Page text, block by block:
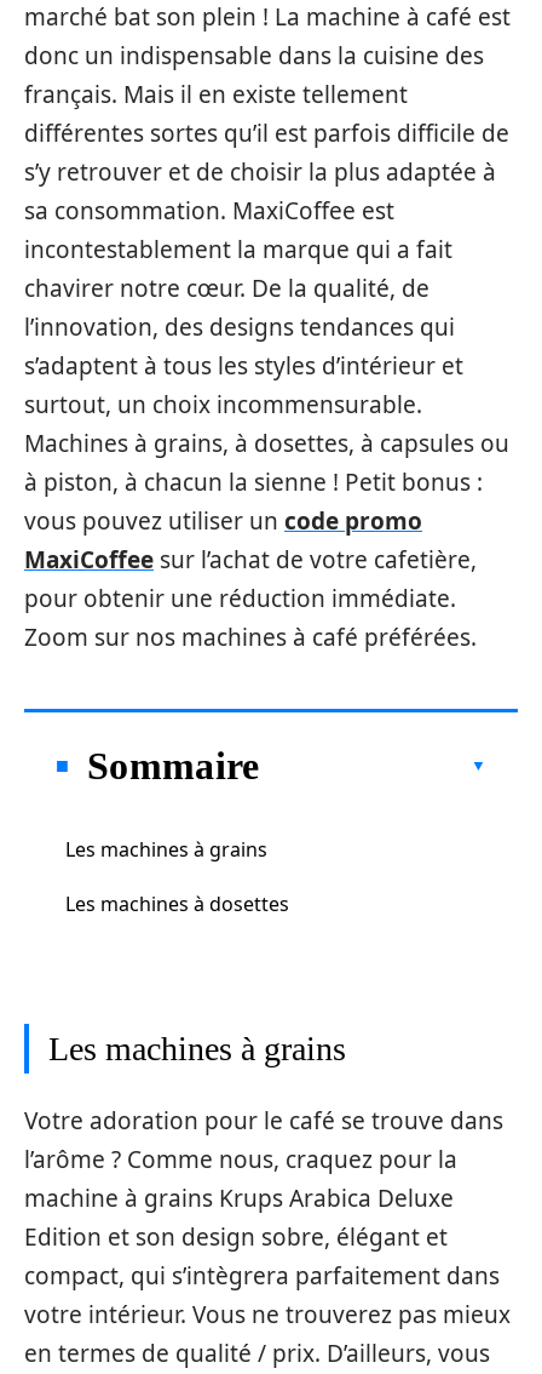
marché bat son plein ! La machine à café est
donc un indispensable dans la cuisine des
français. Mais il en existe tellement
différentes sortes qu’il est parfois difficile de
s’y retrouver et de choisir la plus adaptée à
sa consommation. MaxiCoffee est
incontestablement la marque qui a fait
chavirer notre cœur. De la qualité, de
l’innovation, des designs tendances qui
s’adaptent à tous les styles d’intérieur et
surtout, un choix incommensurable.
Machines à grains, à dosettes, à capsules ou
à piston, à chacun la sienne ! Petit bonus :
vous pouvez utiliser un code promo
MaxiCoffee sur l’achat de votre cafetière,
pour obtenir une réduction immédiate.
Zoom sur nos machines à café préférées.
Sommaire
Les machines à grains
Les machines à dosettes
Les machines à grains
Votre adoration pour le café se trouve dans
l’arôme ? Comme nous, craquez pour la
machine à grains Krups Arabica Deluxe
Edition et son design sobre, élégant et
compact, qui s’intègrera parfaitement dans
votre intérieur. Vous ne trouverez pas mieux
en termes de qualité / prix. D’ailleurs, vous